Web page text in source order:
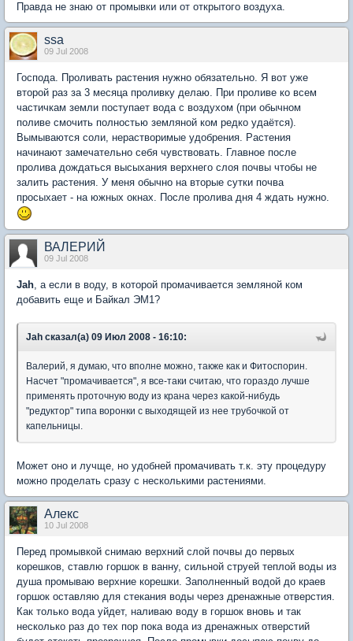
Правда не знаю от промывки или от открытого воздуха.
ssa
09 Jul 2008
Господа. Проливать растения нужно обязательно. Я вот уже
второй раз за 3 месяца проливку делаю. При проливе ко всем
частичкам земли поступает вода с воздухом (при обычном
поливе смочить полностью земляной ком редко удаётся).
Вымываются соли, нерастворимые удобрения. Растения
начинают замечательно себя чувствовать. Главное после
пролива дождаться высыхания верхнего слоя почвы чтобы не
залить растения. У меня обычно на вторые сутки почва
просыхает - на южных окнах. После пролива дня 4 ждать нужно.
ВАЛЕРИЙ
09 Jul 2008
Jah , а если в воду, в которой промачивается земляной ком
добавить еще и Байкал ЭМ1?
Jah сказал(а) 09 Июл 2008 - 16:10:
Валерий, я думаю, что вполне можно, также как и Фитоспорин.
Насчет "промачивается", я все-таки считаю, что гораздо лучше
применять проточную воду из крана через какой-нибудь
"редуктор" типа воронки с выходящей из нее трубочкой от
капельницы.
Может оно и лучще, но удобней промачивать т.к. эту процедуру
можно проделать сразу с несколькими растениями.
Aлекc
10 Jul 2008
Перед промывкой снимаю верхний слой почвы до первых
корешков, ставлю горшок в ванну, сильной струей теплой воды из
душа промываю верхние корешки. Заполненный водой до краев
горшок оставляю для стекания воды через дренажные отверстия.
Как только вода уйдет, наливаю воду в горшок вновь и так
несколько раз до тех пор пока вода из дренажных отверстий